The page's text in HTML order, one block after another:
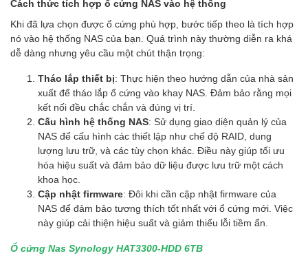
Cách thức tích hợp ổ cứng NAS vào hệ thống
Khi đã lựa chọn được ổ cứng phù hợp, bước tiếp theo là tích hợp
nó vào hệ thống NAS của bạn. Quá trình này thường diễn ra khá
dễ dàng nhưng yêu cầu một chút thận trọng:
Tháo lắp thiết bị: Thực hiện theo hướng dẫn của nhà sản
xuất để tháo lắp ổ cứng vào khay NAS. Đảm bảo rằng mọi
kết nối đều chắc chắn và đúng vị trí.
Cấu hình hệ thống NAS: Sử dụng giao diện quản lý của
NAS để cấu hình các thiết lập như chế độ RAID, dung
lượng lưu trữ, và các tùy chọn khác. Điều này giúp tối ưu
hóa hiệu suất và đảm bảo dữ liệu được lưu trữ một cách
khoa học.
Cập nhật firmware: Đôi khi cần cập nhật firmware của
NAS để đảm bảo tương thích tốt nhất với ổ cứng mới. Việc
này giúp cải thiện hiệu suất và giảm thiểu lỗi tiềm ẩn.
Ổ cứng Nas Synology HAT3300-HDD 6TB